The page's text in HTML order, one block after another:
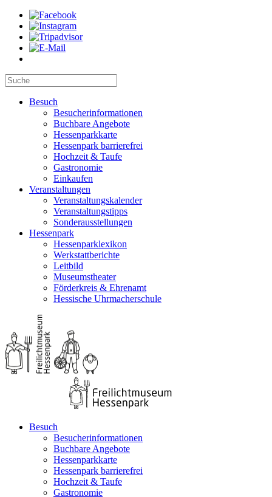
Besuch
Besucherinformationen
Buchbare Angebote
Hessenparkkarte
Hessenpark barrierefrei
Hochzeit & Taufe
Gastronomie
Einkaufen
Veranstaltungen
Veranstaltungskalender
Veranstaltungstipps
Sonderausstellungen
Hessenpark
Hessenparklexikon
Werkstattberichte
Leitbild
Museumstheater
Förderkreis & Ehrenamt
Hessische Uhrmacherschule
Besuch
Besucherinformationen
Buchbare Angebote
Hessenparkkarte
Hessenpark barrierefrei
Hochzeit & Taufe
Gastronomie